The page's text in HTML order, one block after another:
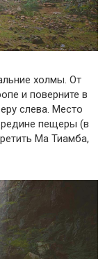
холмы. От
и поверните в
слева. Место
пещеры (в
Ма Тиамба,